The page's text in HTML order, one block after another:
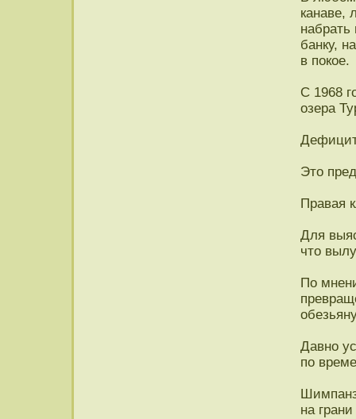
канаве,
банку,
в покое.
С 1968
озера
Это
Правая
Для
что
По
Давно
по
на